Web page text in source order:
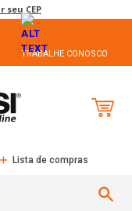
CEP
TRABALHE CONOSCO
Lista de compras